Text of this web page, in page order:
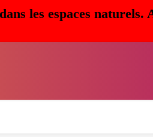
les espaces naturels.